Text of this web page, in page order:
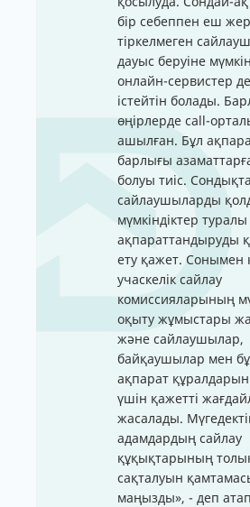
бір себеппен еш
тіркелмеген
дауыс беруіне
онлайн-сервистер
істейтін болады.
өңірлерде call-
ашылған. Бұл
барлығы
болуы тиіс.
сайлаушыларды
мүмкіндіктер
ақпараттандыруды
ету қажет. Сонымен
учаскелік сайлау
комиссияларының
оқыту жұмыстары
және сайлаушылар,
байқаушылар мен
ақпарат
үшін қажетті
жасалады.
адамдардың сайлау
құқықтарының
сақталуын
маңызды», - деп